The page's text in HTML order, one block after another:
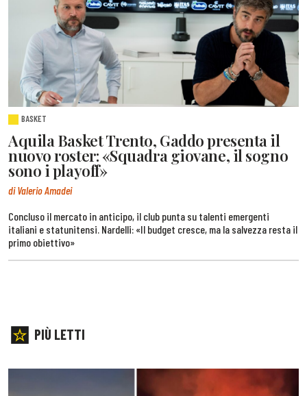
BASKET
Aquila Basket Trento, Gaddo presenta il
nuovo roster: «Squadra giovane, il sogno
sono i playoff»
di Valerio Amadei
Concluso il mercato in anticipo, il club punta su talenti emergenti
italiani e statunitensi. Nardelli: «Il budget cresce, ma la salvezza resta il
primo obiettivo»
PIÙ LETTI